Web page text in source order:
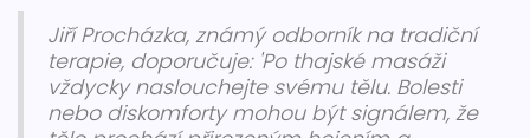
Jiří Procházka, známý odborník na tradiční
terapie, doporučuje: 'Po thajské masáži
vždycky naslouchejte svému tělu. Bolesti
nebo diskomforty mohou být signálem, že